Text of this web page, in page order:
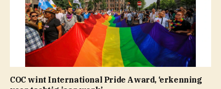
COC wint International Pride Award, ‘erkenning